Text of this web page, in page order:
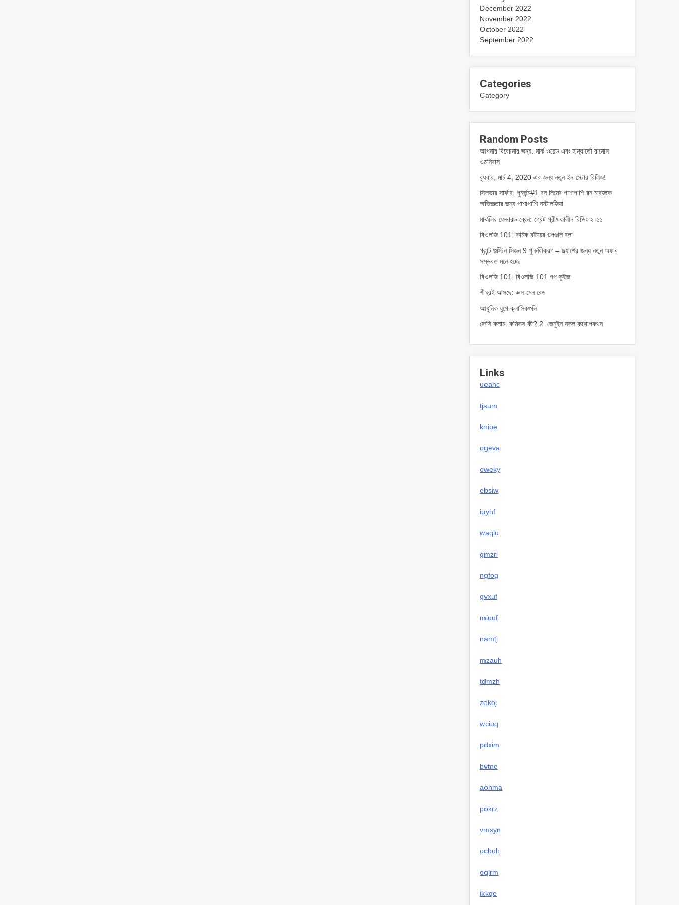
December 2022
November 2022
October 2022
September 2022
Categories
Category
Random Posts
আপনার বিবেচনার জন্য: মার্ক ওয়েড এবং হাম্বার্তো রামোস
ওমনিবাস
বুধবার, মার্চ 4, 2020 এর জন্য নতুন ইন-স্টোর রিলিজ!
সিলভার সার্ফার: পুনর্জন্ম#1 রন লিমের পাশাপাশি রন মারজকে
অভিজ্ঞতার জন্য পাশাপাশি নস্টালজিয়া
মার্কলির ফেভারড ব্রেন: গ্রেট গ্রীষ্মকালীন রিডিং ২০১১
বিওলজি 101: কমিক বইয়ের গল্পগুলি বলা
গ্রান্ট গুস্টিন সিজন 9 পুনর্নবীকরণ – ফ্ল্যাশের জন্য নতুন অফার
সম্ভবত মনে হচ্ছে
বিওলজি 101: বিওলজি 101 পপ কুইজ
শীঘ্রই আসছে: এক্স-মেন রেড
আধুনিক যুগে ক্লাসিকগুলি
কেসি কলাম: কমিকস কী? 2: জেনুইন নকল কথোপকথন
Links
ueahc
tjsum
knibe
ogeva
oweky
ebsiw
iuyhf
waqlu
gmzrl
ngfog
gvxuf
miuuf
namtj
mzauh
tdmzh
zekoj
wciuq
pdxim
bvtne
aohma
pokrz
vmsyn
ocbuh
oqlrm
ikkqe